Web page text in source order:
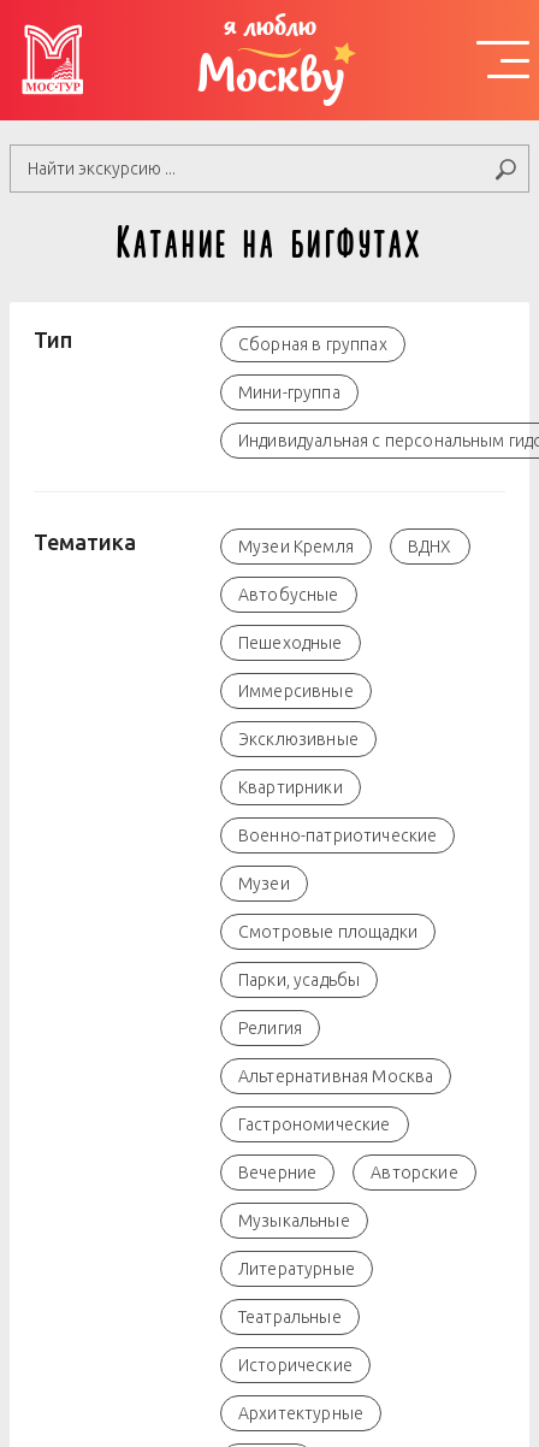
я люблю
Москву
Катание на бигфутах
Тип Сборная в группах
Мини-группа
Индивидуальная с персональным
Тематика Музеи Кремля ВДНХ
Автобусные
Пешеходные
Иммерсивные
Эксклюзивные
Квартирники
Военно-патриотические
Музеи
Смотровые площадки
Парки, усадьбы
Религия
Альтернативная Москва
Гастрономические
Вечерние Авторские
Музыкальные
Литературные
Театральные
Исторические
Архитектурные